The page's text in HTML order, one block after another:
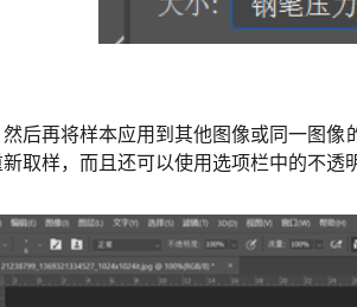
后再将样本应用到其他图像或同一图
取样，而且还可以使用选项栏中的不透